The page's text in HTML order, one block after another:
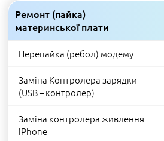
Ремонт (пайка)
материнської плати
Перепайка (ребол) модему
Заміна Контролера зарядки
(USB – контролер)
Заміна контролера живлення
iPhone